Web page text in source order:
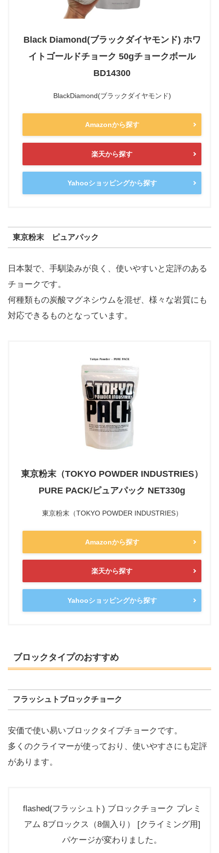
Black Diamond(ブラックダイヤモンド) ホワ
イトゴールドチョーク 50gチョークボール
BD14300
BlackDiamond(ブラックダイヤモンド)
Amazonから探す
楽天から探す
Yahooショッピングから探す
東京粉末 ピュアパック
日本製で、手馴染みが良く、使いやすいと定評のある
チョークです。
何種類もの炭酸マグネシウムを混ぜ、様々な岩質にも
対応できるものとなっています。
東京粉末（TOKYO POWDER INDUSTRIES）
PURE PACK/ピュアパック NET330g
東京粉末（TOKYO POWDER INDUSTRIES）
Amazonから探す
楽天から探す
Yahooショッピングから探す
ブロックタイプのおすすめ
フラッシュトブロックチョーク
安価で使い易いブロックタイプチョークです。
多くのクライマーが使っており、使いやすさにも定評
があります。
flashed(フラッシュト) ブロックチョーク プレミ
アム 8ブロックス（8個入り） [クライミング用]
パケージが変わりました。